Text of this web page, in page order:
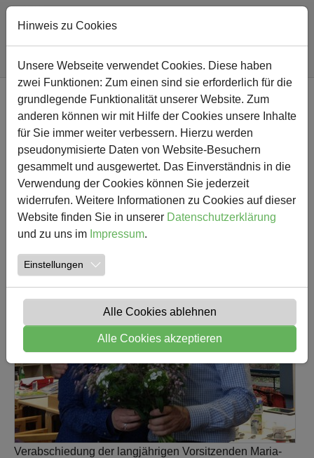
Zum Hauptinhalt springen
Sie sind hier:
Südschule Nachricht
NEWS
Vorstand der Freunde der
Südschule formiert sich neu
Verabschiedung der langjährigen Vorsitzenden Maria-
Hinweis zu Cookies
Unsere Webseite verwendet Cookies. Diese haben
zwei Funktionen: Zum einen sind sie erforderlich für die
grundlegende Funktionalität unserer Website. Zum
anderen können wir mit Hilfe der Cookies unsere Inhalte
für Sie immer weiter verbessern. Hierzu werden
pseudonymisierte Daten von Website-Besuchern
gesammelt und ausgewertet. Das Einverständnis in die
Verwendung der Cookies können Sie jederzeit
widerrufen. Weitere Informationen zu Cookies auf dieser
Website finden Sie in unserer Datenschutzerklärung
und zu uns im Impressum.
Einstellungen
Alle Cookies ablehnen
Alle Cookies akzeptieren